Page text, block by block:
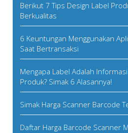
Berikut 7 Tips Design Label
Berkualitas
6 Keuntungan Menggunakan
Saat Bertransaksi
Mengapa Label Adalah
Produk? Simak 6 Alasannya!
Simak Harga Scanner Barcode
Daftar Harga Barcode Scanner